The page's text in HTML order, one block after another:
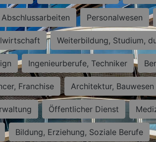
Personalwesen
Weiterbildung, Studium,
Ingenieurberufe, Techniker
Franchise Architektur, Bauwesen
Öffentlicher Dienst
Bildung, Erziehung, Soziale Berufe